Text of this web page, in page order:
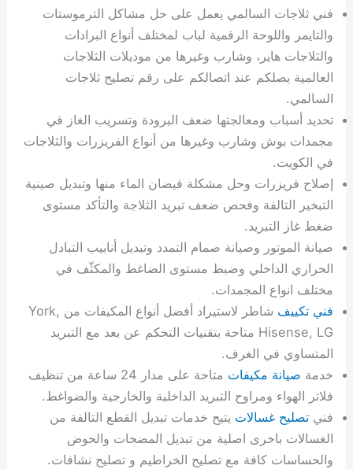
فني ثلاجات السالمي يعمل على حل مشاكل الترموستات
والتايمر واللوحة الرقمية لباب لمختلف أنواع البرادات
والثلاجات هاير، وشارب وغيرها من موديلات الثلاجات
العالمية يصلكم عند اتصالكم على رقم تصليح ثلاجات
السالمي.
تحديد أسباب ومعالجتها ضعف البرودة وتسريب الغاز في
مجمدات بوش وشارب وغيرها من أنواع الفريزرات والثلاجات
في الكويت.
إصلاح فريزرات وحل مشكلة فيضان الماء منها وتبديل صينية
التبخير التالفة وفحص ضعف تبريد الثلاجة والتأكد مستوى
ضغط غاز التبريد.
صيانة الموتور وصيانة صمام التمدد وتبديل أنابيب التبادل
الحراري الداخلي وضبط مستوى الضاغط والمكثّف في
مختلف انواع المجمدات.
فني تكييف
شاطر لاستيراد أفضل أنواع المكيفات من York,
Hisense, LG متاحة بتقنيات التحكم عن بعد مع التبريد
المتساوي في الغرف.
خدمة صيانة مكيفات
متاحة على مدار 24 ساعة من تنظيف
فلاتر الهواء ومراوح التبريد الداخلية والخارجية والضواغط.
فنيتصليح غسالات يتيح خدمات تبديل القطع التالفة من
الغسالات باخرى اصلية من تبديل المضخات والحوض
والحساسات كافة مع تصليح الخراطيم و تصليح نشافات.